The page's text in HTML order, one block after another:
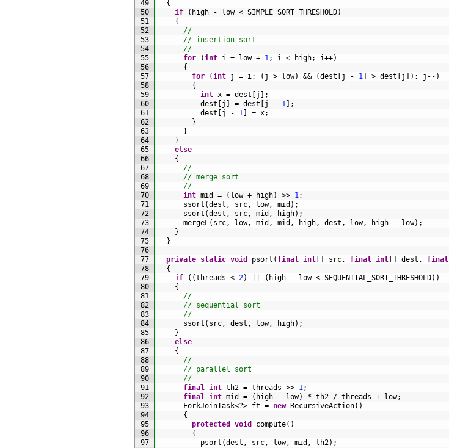
49
50
51
52
53
54
55
56
57
58
59
60
61
62
63
64
65
66
67
68
69
70
71
72
73
74
75
76
77
78
79
80
81
82
83
84
85
86
87
88
89
90
91
92
93
94
95
96
97
{
if
( high - low < SIMPLE_SORT_THRESHOLD)
{
//
// insertion sort
//
for
(int i = low + 1; i < high; i++)
{
for
(int j = i; ( j > low) && (dest j - 1 > dest j ) ; j -- )
{
int x = dest j
;
dest
j = dest j - 1
;
dest
j - 1 = x;
}
}
}
else
{
//
// merge sort
//
int mid = ( low + high) >> 1;
ssort (dest , src, low, mid ) ;
ssort (dest , src, mid , high) ;
mergeL( src, low, mid , mid , high, dest , low, high - low) ;
}
}
private static void psort ( final int src, final int dest , final
{
if
( (threads < 2) ( high - low < SEQUENTIAL_SORT_THRESHOLD) )
{
//
// sequential sort
//
ssort ( src, dest , low, high) ;
}
else
{
//
// parallel sort
//
final int th2 = threads >> 1;
final int mid = ( high - low) * th2 / threads + low;
ForkJoinTask<?> ft = new RecursiveAction( )
{
protected
void compute( )
{
psort (dest , src, low, mid , th2) ;